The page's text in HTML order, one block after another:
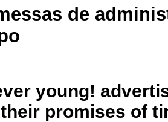
de
young!
promises of